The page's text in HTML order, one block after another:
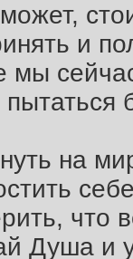
и
мы
на
что
Душа и